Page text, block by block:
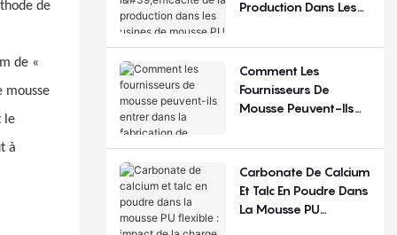
de
de «
mousse
le
à
Production Dans Les
Flexible ?
Comment Les
Fournisseurs De
Mousse Peuvent-Ils
Fabrication De
Carbonate De Calcium
Et Talc En Poudre Dans
La Mousse PU